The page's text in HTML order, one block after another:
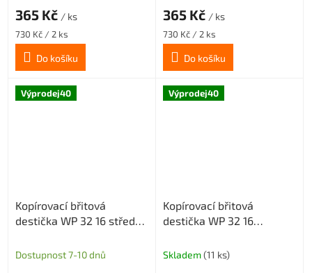
365 Kč / ks
Měrná
cena:
730 Kč / 2 ks
Do košíku
365 Kč / ks
Měrná
cena:
730 Kč / 2 ks
Do košíku
Výprodej40
Kopírovací břitová
destička WP 32 16 středně
povlak CX23TX
Dostupnost 7-10 dnů
Výprodej40
Kopírovací břitová
destička WP 32 16
povlak CX23TX
Skladem(11 ks)